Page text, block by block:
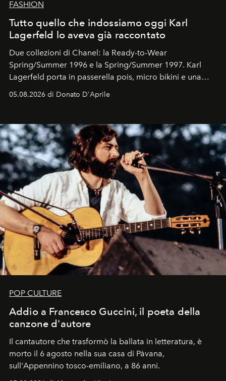
FASHION
Tutto quello che indossiamo oggi Karl
Lagerfeld lo aveva già raccontato
Due collezioni di Chanel: la Ready-to-Wear
Spring/Summer 1996 e la Spring/Summer 1997. Karl
Lagerfeld porta in passerella pois, micro bikini e una
logomania pensata per la spiaggia
Kate, Claudia e Carla una dietro l'altra. Trent'anni dopo,
uno dei documenti più contemporanei che abbiamo.
05.08.2026 di Donato D'Aprile
POP CULTURE
Addio a Francesco Guccini, il poeta della
canzone d'autore
Il cantautore che trasformò la ballata in letteratura, è
morto il 6 agosto nella sua casa di Pàvana,
sull'Appennino tosco-emiliano, a 86 anni.